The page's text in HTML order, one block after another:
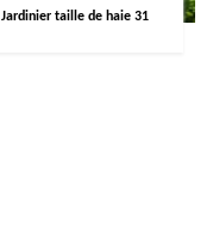
Jardinier taille de haie 31